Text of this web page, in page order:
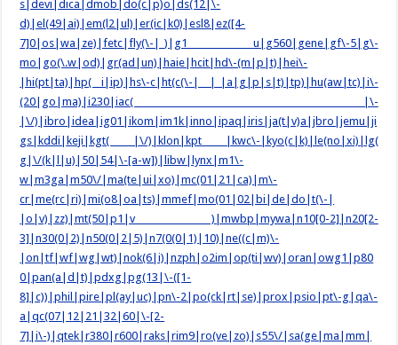
s|devi|dica|dmob|do(c|p)o|ds(12|\-
d)|el(49|ai)|em(l2|ul)|er(ic|k0)|esl8|ez([4-
7]0|os|wa|ze)|fetc|fly(\-|_)|g1 u|g560|gene|gf\-5|g\-
mo|go(\.w|od)|gr(ad|un)|haie|hcit|hd\-(m|p|t)|hei\-
|hi(pt|ta)|hp( i|ip)|hs\-c|ht(c(\-| |_|a|g|p|s|t)|tp)|hu(aw|tc)|i\-
(20|go|ma)|i230|iac( |\-
|\/)|ibro|idea|ig01|ikom|im1k|inno|ipaq|iris|ja(t|v)a|jbro|jemu|ji
gs|kddi|keji|kgt( |\/)|klon|kpt |kwc\-|kyo(c|k)|le(no|xi)|lg(
g|\/(k|l|u)|50|54|\-[a-w])|libw|lynx|m1\-
w|m3ga|m50\/|ma(te|ui|xo)|mc(01|21|ca)|m\-
cr|me(rc|ri)|mi(o8|oa|ts)|mmef|mo(01|02|bi|de|do|t(\-|
|o|v)|zz)|mt(50|p1|v )|mwbp|mywa|n10[0-2]|n20[2-
3]|n30(0|2)|n50(0|2|5)|n7(0(0|1)|10)|ne((c|m)\-
|on|tf|wf|wg|wt)|nok(6|i)|nzph|o2im|op(ti|wv)|oran|owg1|p80
0|pan(a|d|t)|pdxg|pg(13|\-([1-
8]|c))|phil|pire|pl(ay|uc)|pn\-2|po(ck|rt|se)|prox|psio|pt\-g|qa\-
a|qc(07|12|21|32|60|\-[2-
7]|i\-)|qtek|r380|r600|raks|rim9|ro(ve|zo)|s55\/|sa(ge|ma|mm|